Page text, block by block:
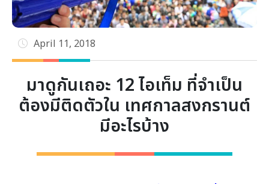
April 11, 2018
มาดูกันเถอะ 12 ไอเท็ม ที่จำเป็น
ต้องมีติดตัวใน เทศกาลสงกรานต์
มีอะไรบ้าง